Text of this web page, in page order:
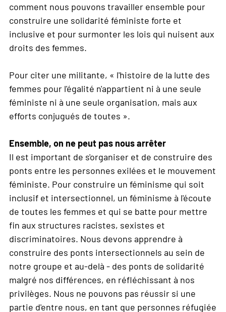
comment nous pouvons travailler ensemble pour
construire une solidarité féministe forte et
inclusive et pour surmonter les lois qui nuisent aux
droits des femmes.
Pour citer une militante, « l'histoire de la lutte des
femmes pour l'égalité n'appartient ni à une seule
féministe ni à une seule organisation, mais aux
efforts conjugués de toutes ».
Ensemble, on ne peut pas nous arrêter
Il est important de s'organiser et de construire des
ponts entre les personnes exilées et le mouvement
féministe. Pour construire un féminisme qui soit
inclusif et intersectionnel, un féminisme à l'écoute
de toutes les femmes et qui se batte pour mettre
fin aux structures racistes, sexistes et
discriminatoires. Nous devons apprendre à
construire des ponts intersectionnels au sein de
notre groupe et au-delà - des ponts de solidarité
malgré nos différences, en réfléchissant à nos
privilèges. Nous ne pouvons pas réussir si une
partie d'entre nous, en tant que personnes réfugiée